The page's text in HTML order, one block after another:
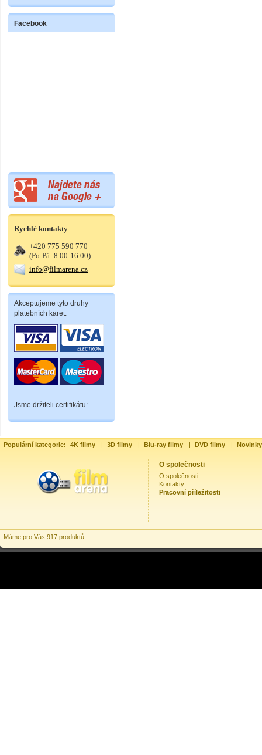
Facebook
Rychlé kontakty
+420 775 590 770
(Po-Pá: 8.00-16.00)
info@filmarena.cz
Akceptujeme tyto druhy
platebních karet:
Jsme držiteli certifikátu:
Populární kategorie: 4K filmy | 3D filmy | Blu-ray filmy | DVD filmy |
O společnosti
O společnosti
Kontakty
Pracovní příležitosti
Máme pro Vás 917 produktů.